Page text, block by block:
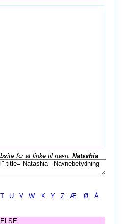
for at linke til navn: Natashia
T U V W X Y Z Æ Ø Å